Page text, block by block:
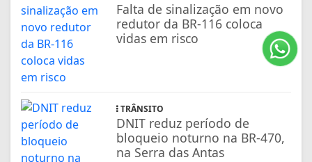
Falta de sinalização em novo
redutor da BR-116 coloca
vidas em risco
TRÂNSITO
DNIT reduz período de
bloqueio noturno na BR-470,
na Serra das Antas